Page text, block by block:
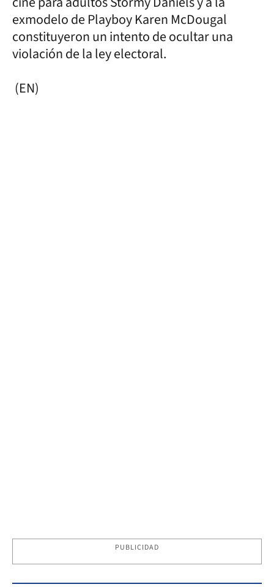
exmodelo de Playboy Karen McDougal
constituyeron un intento de ocultar una
violación de la ley electoral.
(EN)
PUBLICIDAD